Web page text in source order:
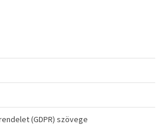
(GDPR) szövege